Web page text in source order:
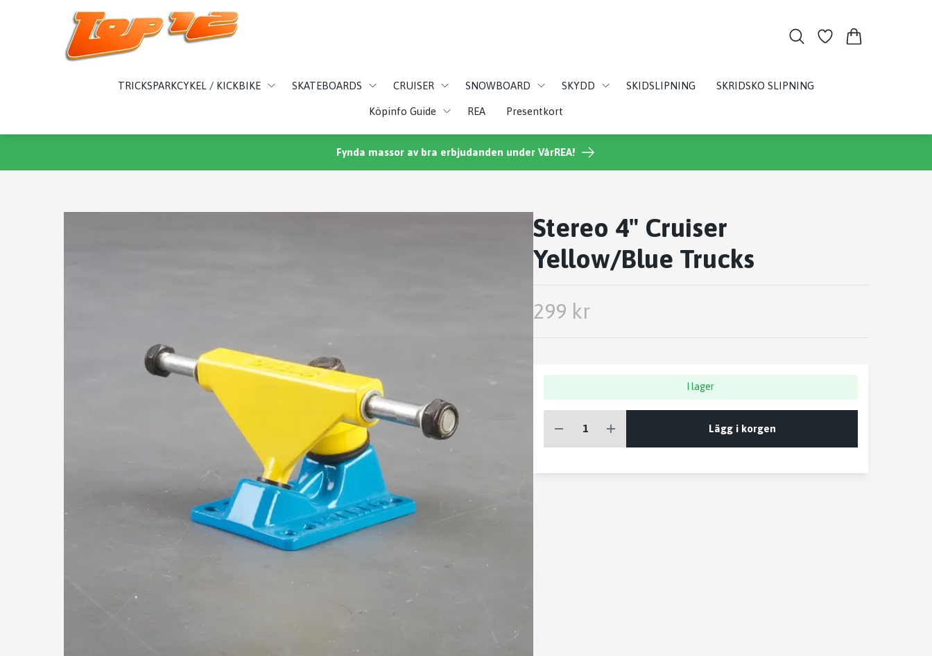
TRICKSPARKCYKEL / KICKBIKE SKATEBOARDS CRUISER SNOWBOARD SKYDD SKIDSLIPNING SKRIDSKO SLIPNING
Köpinfo Guide REA Presentkort
Fynda massor av bra erbjudanden under VårREA!
Stereo 4" Cruiser
Yellow/Blue Trucks
299 kr
I lager
Lägg i korgen